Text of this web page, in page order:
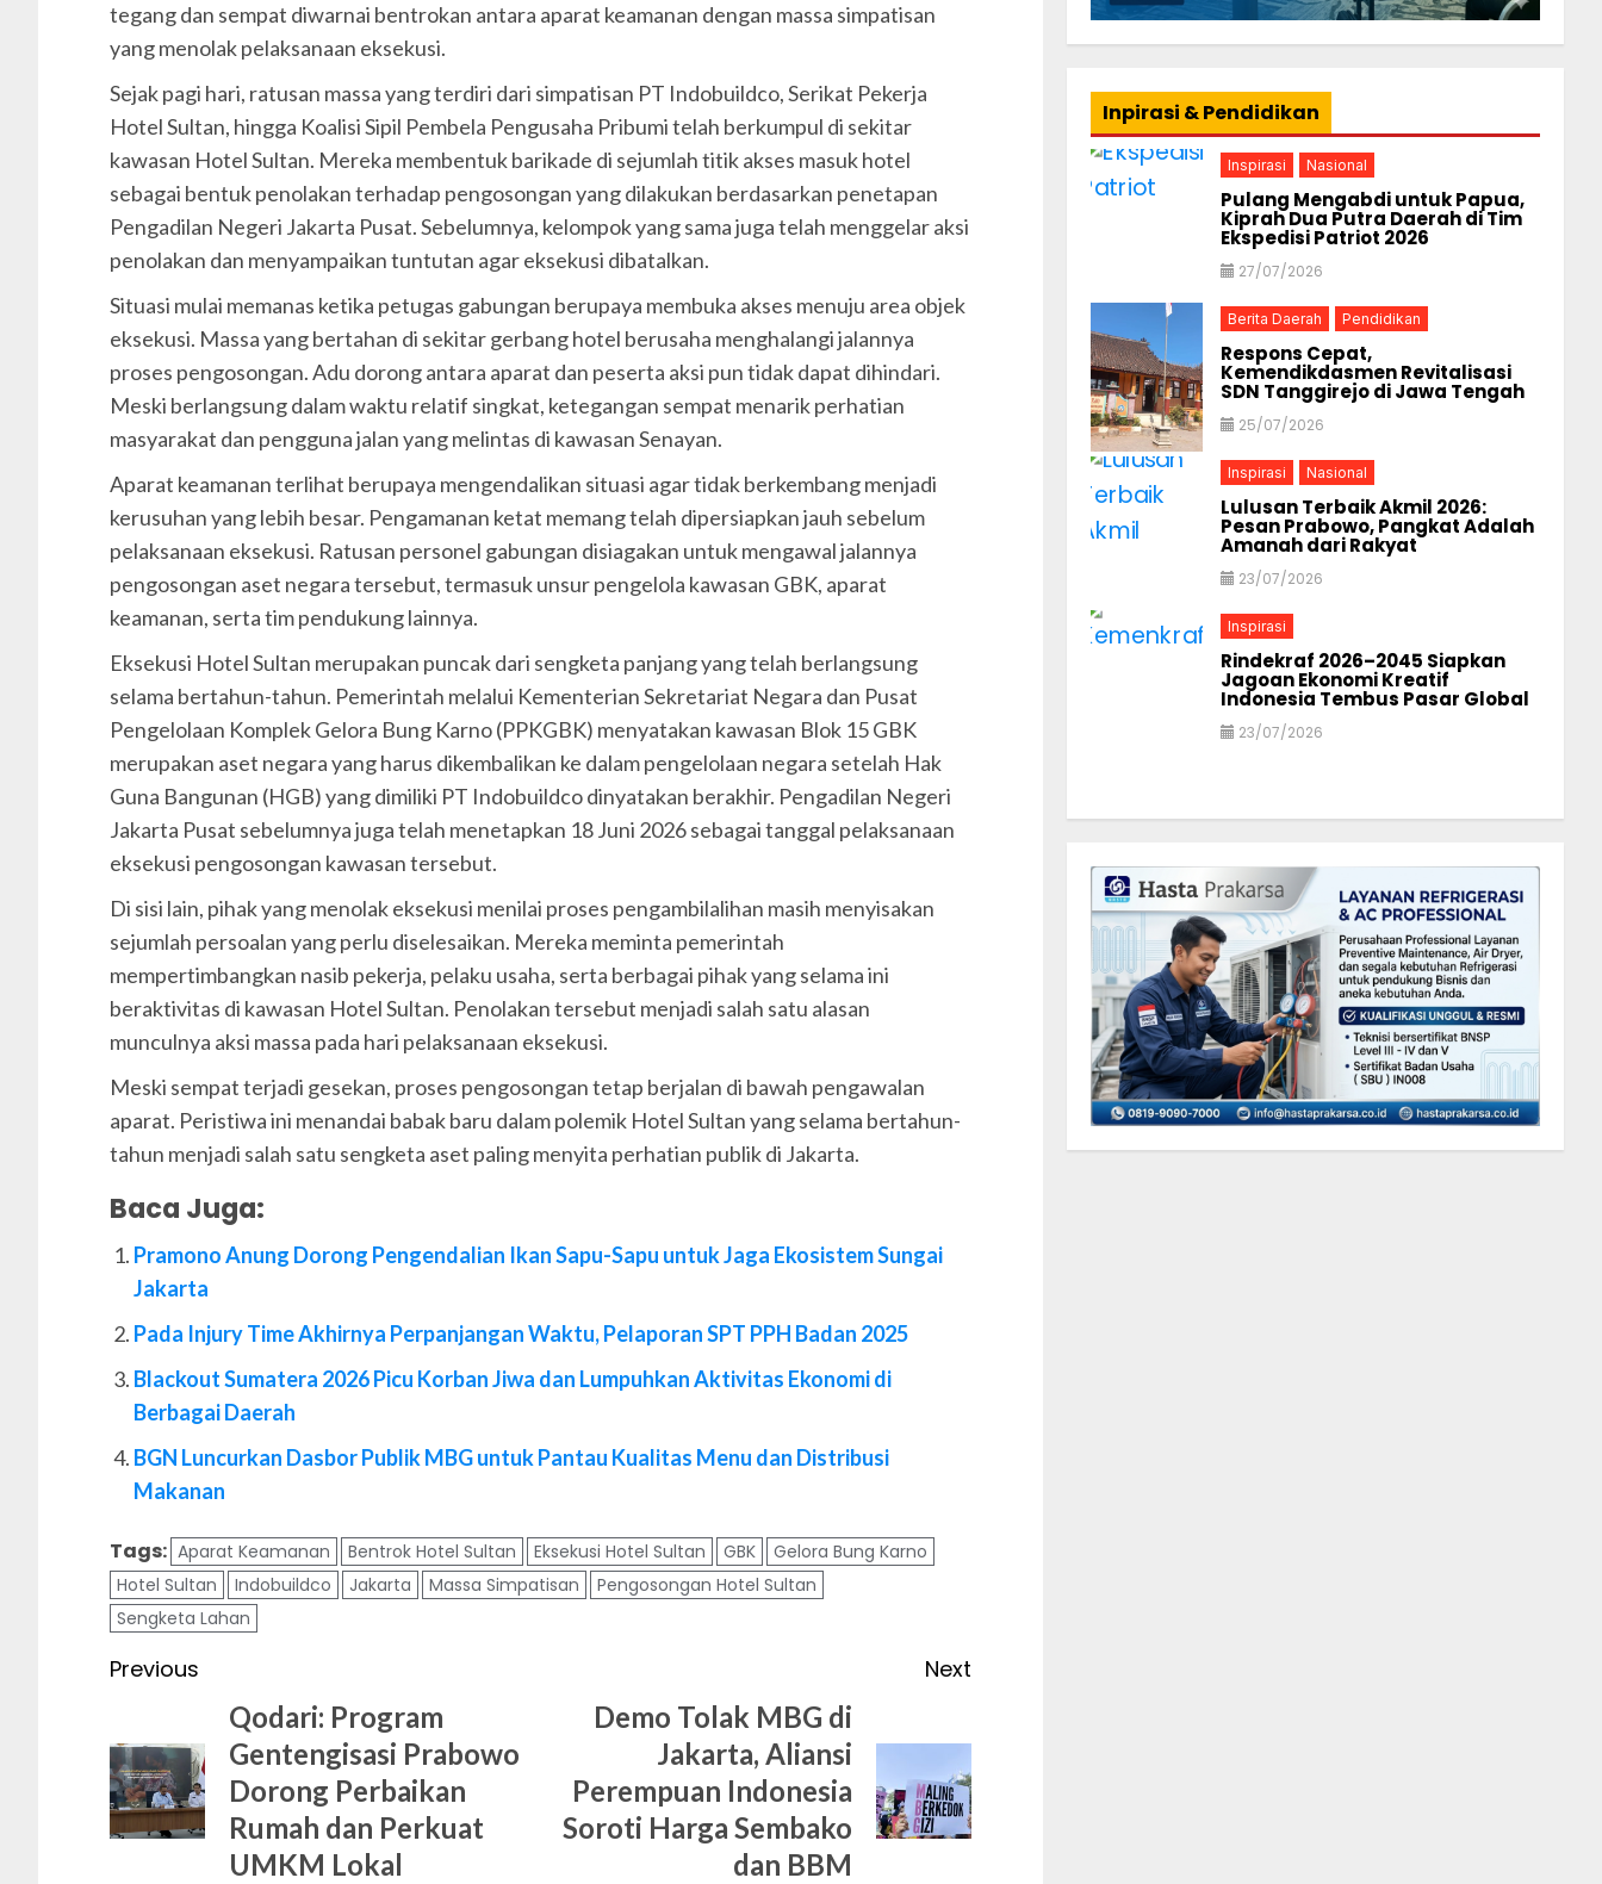
tegang dan sempat diwarnai bentrokan antara aparat keamanan dengan massa simpatisan
yang menolak pelaksanaan eksekusi.
Sejak pagi hari, ratusan massa yang terdiri dari simpatisan PT Indobuildco, Serikat Pekerja
Hotel Sultan, hingga Koalisi Sipil Pembela Pengusaha Pribumi telah berkumpul di sekitar
kawasan Hotel Sultan. Mereka membentuk barikade di sejumlah titik akses masuk hotel
sebagai bentuk penolakan terhadap pengosongan yang dilakukan berdasarkan penetapan
Pengadilan Negeri Jakarta Pusat. Sebelumnya, kelompok yang sama juga telah menggelar aksi
penolakan dan menyampaikan tuntutan agar eksekusi dibatalkan.
Situasi mulai memanas ketika petugas gabungan berupaya membuka akses menuju area objek
eksekusi. Massa yang bertahan di sekitar gerbang hotel berusaha menghalangi jalannya
proses pengosongan. Adu dorong antara aparat dan peserta aksi pun tidak dapat dihindari.
Meski berlangsung dalam waktu relatif singkat, ketegangan sempat menarik perhatian
masyarakat dan pengguna jalan yang melintas di kawasan Senayan.
Aparat keamanan terlihat berupaya mengendalikan situasi agar tidak berkembang menjadi
kerusuhan yang lebih besar. Pengamanan ketat memang telah dipersiapkan jauh sebelum
pelaksanaan eksekusi. Ratusan personel gabungan disiagakan untuk mengawal jalannya
pengosongan aset negara tersebut, termasuk unsur pengelola kawasan GBK, aparat
keamanan, serta tim pendukung lainnya.
Eksekusi Hotel Sultan merupakan puncak dari sengketa panjang yang telah berlangsung
selama bertahun-tahun. Pemerintah melalui Kementerian Sekretariat Negara dan Pusat
Pengelolaan Komplek Gelora Bung Karno (PPKGBK) menyatakan kawasan Blok 15 GBK
merupakan aset negara yang harus dikembalikan ke dalam pengelolaan negara setelah Hak
Guna Bangunan (HGB) yang dimiliki PT Indobuildco dinyatakan berakhir. Pengadilan Negeri
Jakarta Pusat sebelumnya juga telah menetapkan 18 Juni 2026 sebagai tanggal pelaksanaan
eksekusi pengosongan kawasan tersebut.
Di sisi lain, pihak yang menolak eksekusi menilai proses pengambilalihan masih menyisakan
sejumlah persoalan yang perlu diselesaikan. Mereka meminta pemerintah
mempertimbangkan nasib pekerja, pelaku usaha, serta berbagai pihak yang selama ini
beraktivitas di kawasan Hotel Sultan. Penolakan tersebut menjadi salah satu alasan
munculnya aksi massa pada hari pelaksanaan eksekusi.
Meski sempat terjadi gesekan, proses pengosongan tetap berjalan di bawah pengawalan
aparat. Peristiwa ini menandai babak baru dalam polemik Hotel Sultan yang selama bertahun-
tahun menjadi salah satu sengketa aset paling menyita perhatian publik di Jakarta.
Baca Juga:
Pramono Anung Dorong Pengendalian Ikan Sapu-Sapu untuk Jaga Ekosistem Sungai
Jakarta
Pada Injury Time Akhirnya Perpanjangan Waktu, Pelaporan SPT PPH Badan 2025
Blackout Sumatera 2026 Picu Korban Jiwa dan Lumpuhkan Aktivitas Ekonomi di
Berbagai Daerah
BGN Luncurkan Dasbor Publik MBG untuk Pantau Kualitas Menu dan Distribusi
Makanan
Tags: Aparat Keamanan Bentrok Hotel Sultan Eksekusi Hotel Sultan GBK
Gelora Bung Karno
Hotel Sultan
Indobuildco Jakarta Massa Simpatisan
Pengosongan Hotel Sultan
Sengketa Lahan
Post
navigation
Previous
Previous
post:
Qodari: Program
Gentengisasi Prabowo
Dorong Perbaikan
Rumah dan Perkuat
UMKM Lokal
Next
Next
post:
Demo Tolak MBG di
Jakarta, Aliansi
Perempuan Indonesia
Soroti Harga Sembako
dan BBM
Inpirasi & Pendidikan
Inspirasi Nasional
Pulang Mengabdi untuk Papua,
Kiprah Dua Putra Daerah di Tim
Ekspedisi Patriot 2026
27/07/2026
Berita Daerah Pendidikan
Respons Cepat,
Kemendikdasmen Revitalisasi
SDN Tanggirejo di Jawa Tengah
25/07/2026
Inspirasi Nasional
Lulusan Terbaik Akmil 2026:
Pesan Prabowo, Pangkat Adalah
Amanah dari Rakyat
23/07/2026
Inspirasi
Rindekraf 2026–2045 Siapkan
Jagoan Ekonomi Kreatif
Indonesia Tembus Pasar Global
23/07/2026